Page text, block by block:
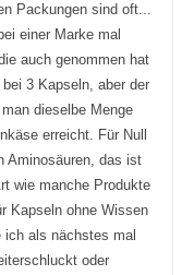
Packungen sind oft...
einer Marke mal
auch genommen hat
3 Kapseln, aber der
dieselbe Menge
erreicht. Für Null
Aminosäuren, das ist
wie manche Produkte
Kapseln ohne Wissen
ich als nächstes mal
oder